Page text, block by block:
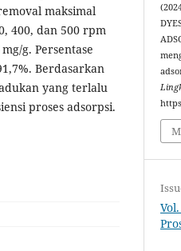
maksimal
400, dan 500 rpm
g. Persentase
Berdasarkan
yang terlalu
proses adsorpsi.